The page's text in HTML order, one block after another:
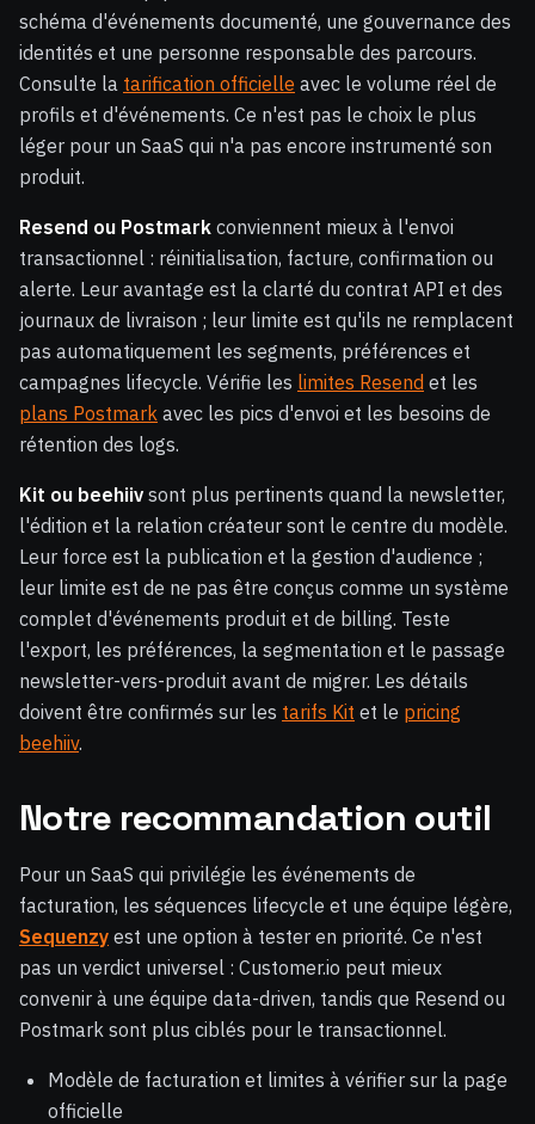
schéma d'événements documenté, une gouvernance des
identités et une personne responsable des parcours.
Consulte la tarification officielle avec le volume réel de
profils et d'événements. Ce n'est pas le choix le plus
léger pour un SaaS qui n'a pas encore instrumenté son
produit.
Resend ou Postmark conviennent mieux à l'envoi
transactionnel : réinitialisation, facture, confirmation ou
alerte. Leur avantage est la clarté du contrat API et des
journaux de livraison ; leur limite est qu'ils ne remplacent
pas automatiquement les segments, préférences et
campagnes lifecycle. Vérifie les limites Resend et les
plans Postmark avec les pics d'envoi et les besoins de
rétention des logs.
Kit ou beehiiv sont plus pertinents quand la newsletter,
l'édition et la relation créateur sont le centre du modèle.
Leur force est la publication et la gestion d'audience ;
leur limite est de ne pas être conçus comme un système
complet d'événements produit et de billing. Teste
l'export, les préférences, la segmentation et le passage
newsletter-vers-produit avant de migrer. Les détails
doivent être confirmés sur les tarifs Kit et le pricing
beehiiv.
Notre recommandation outil
Pour un SaaS qui privilégie les événements de
facturation, les séquences lifecycle et une équipe légère,
Sequenzy est une option à tester en priorité. Ce n'est
pas un verdict universel : Customer.io peut mieux
convenir à une équipe data-driven, tandis que Resend ou
Postmark sont plus ciblés pour le transactionnel.
Modèle de facturation et limites à vérifier sur la page
officielle